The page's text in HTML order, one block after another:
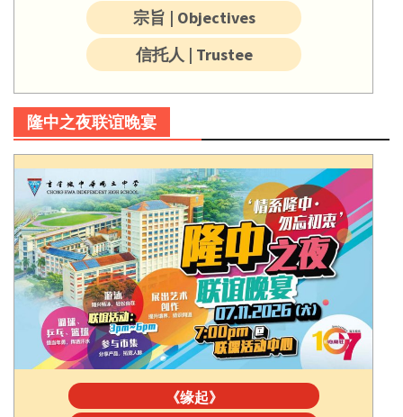
宗旨 | Objectives
信托人 | Trustee
隆中之夜联谊晚宴
《缘起》